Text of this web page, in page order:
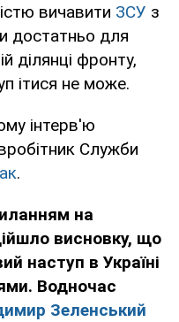
вичавити ЗСУ з
достатньо для
ділянці фронту,
ітися не може.
інтерв'ю
Служби
.
на
висновку, що
наступ в Україні
Водночас
Зеленський